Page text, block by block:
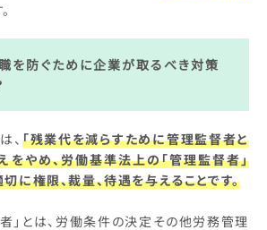
を防ぐために企業が取るべき対策
、 「残業代を減らすために管理監督者と
をやめ、労働基準法上の「管理監督者」
に権限、裁量、待遇を与えることです。
」とは、労働条件の決定その他労務管理